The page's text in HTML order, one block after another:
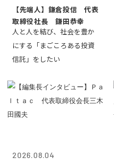
【先端人】鎌倉投信 代表
取締役社長 鎌田恭幸
人と人を結び、社会を豊か
にする「まごころある投資
信託」をしたい
2026.08.04